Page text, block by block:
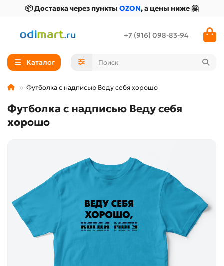
📦 Доставка через пункты OZON, а цены ниже 🤗
+7 (916) 098-83-94
Каталог
Футболка с надписью Веду себя хорошо
Футболка с надписью Веду себя
хорошо